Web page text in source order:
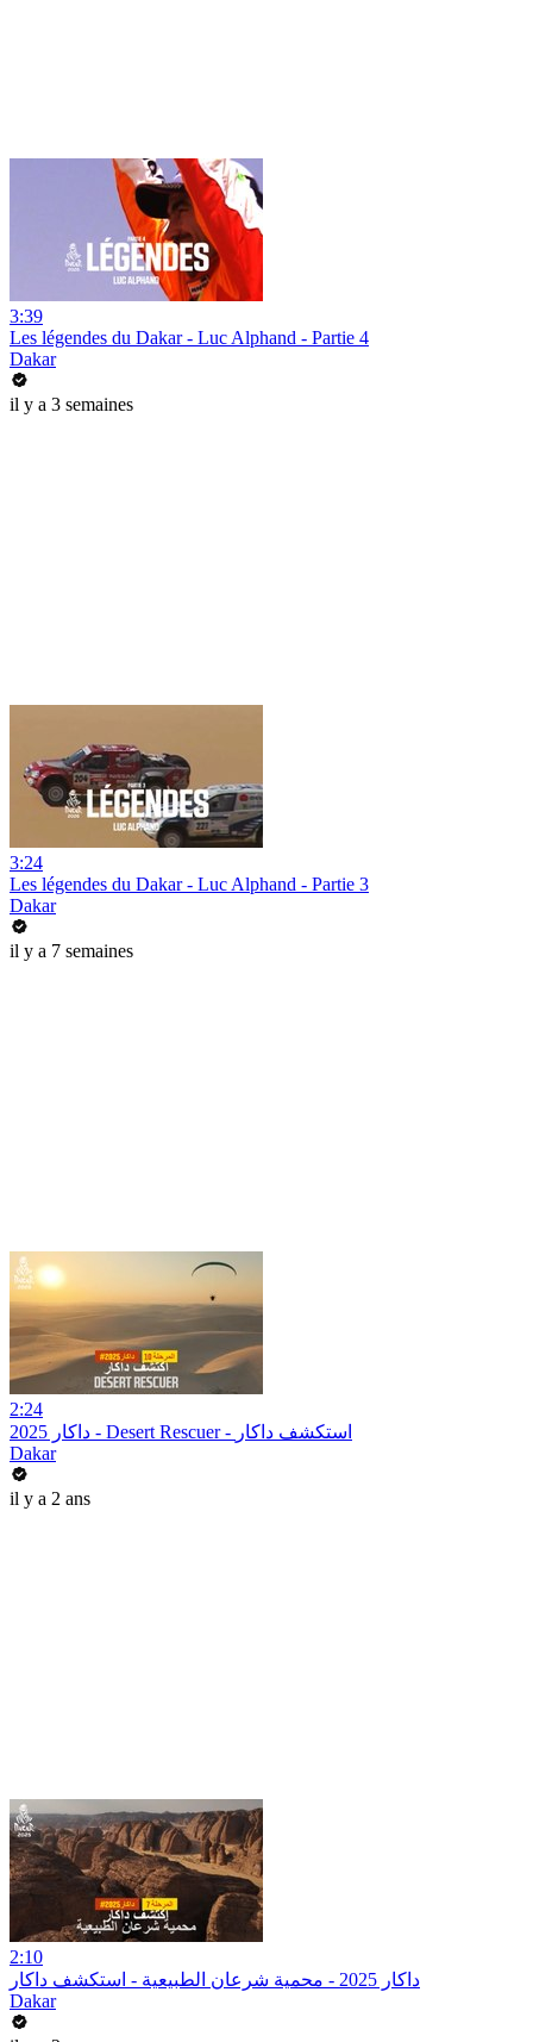
3:39
Les légendes du Dakar - Luc Alphand - Partie 4
Dakar
il y a 3 semaines
3:24
Les légendes du Dakar - Luc Alphand - Partie 3
Dakar
il y a 7 semaines
2:24
داكار 2025 - Desert Rescuer - استكشف داكار
Dakar
il y a 2 ans
2:10
داكار 2025 - محمية شرعان الطبيعية - استكشف داكار
Dakar